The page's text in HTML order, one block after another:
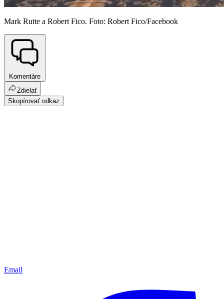
Mark Rutte a Robert Fico. Foto: Robert Fico/Facebook
Komentáre
Zdielať
Skopírovať odkaz
Email